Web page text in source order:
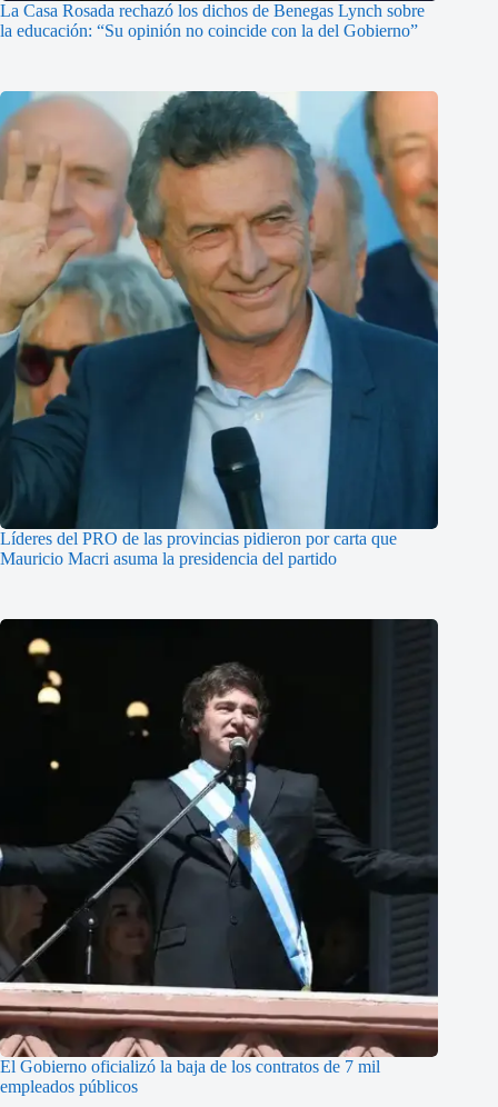
La Casa Rosada rechazó los dichos de Benegas Lynch sobre
la educación: “Su opinión no coincide con la del Gobierno”
Líderes del PRO de las provincias pidieron por carta que
Mauricio Macri asuma la presidencia del partido
El Gobierno oficializó la baja de los contratos de 7 mil
empleados públicos